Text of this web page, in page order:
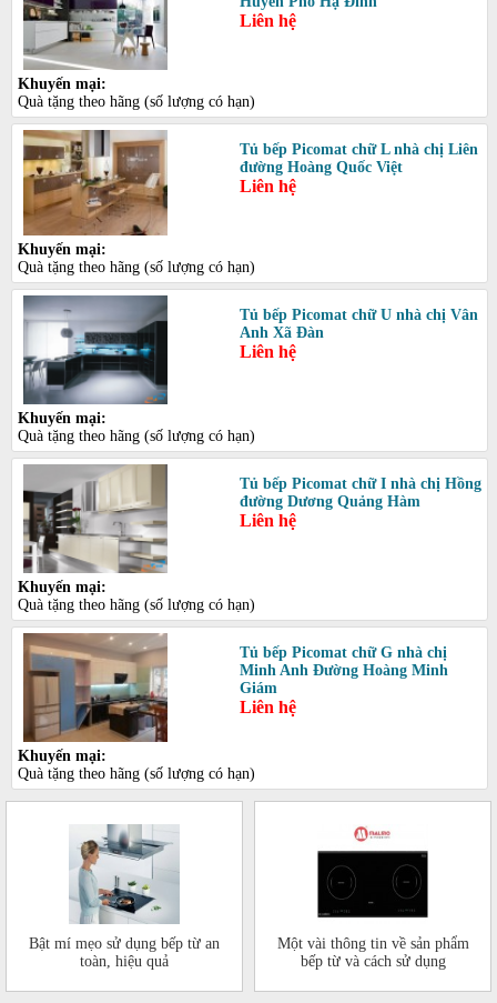
Liên hệ
Khuyến mại:
Quà tặng theo hãng (số lượng có hạn)
Tủ bếp Picomat chữ L nhà chị Liên
đường Hoàng Quốc Việt
Liên hệ
Khuyến mại:
Quà tặng theo hãng (số lượng có hạn)
Tủ bếp Picomat chữ U nhà chị Vân
Anh Xã Đàn
Liên hệ
Khuyến mại:
Quà tặng theo hãng (số lượng có hạn)
Tủ bếp Picomat chữ I nhà chị Hồng
đường Dương Quảng Hàm
Liên hệ
Khuyến mại:
Quà tặng theo hãng (số lượng có hạn)
Tủ bếp Picomat chữ G nhà chị
Minh Anh Đường Hoàng Minh
Giám
Liên hệ
Khuyến mại:
Quà tặng theo hãng (số lượng có hạn)
Bật mí mẹo sử dụng bếp từ an
toàn, hiệu quả
Một vài thông tin về sản phẩm
bếp từ và cách sử dụng